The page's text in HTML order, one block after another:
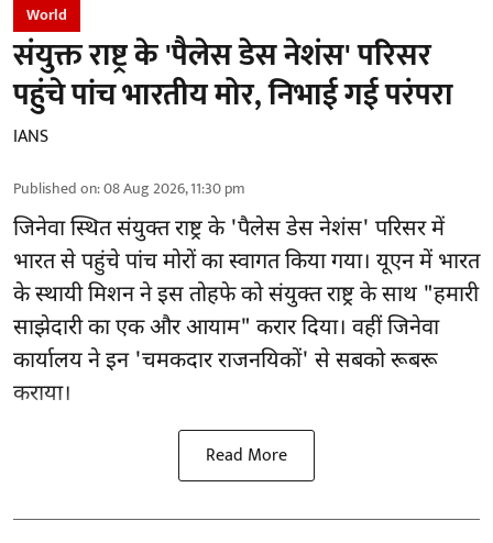
World
संयुक्त राष्ट्र के 'पैलेस डेस नेशंस' परिसर
पहुंचे पांच भारतीय मोर, निभाई गई परंपरा
IANS
Published on:08 Aug 2026, 11:30 pm
जिनेवा स्थितसंयुक्त राष्ट्रके 'पैलेस डेस नेशंस' परिसर में
भारत से पहुंचे पांच मोरों का स्वागत किया गया। यूएन में भारत
के स्थायी मिशन ने इस तोहफे को संयुक्त राष्ट्र के साथ "हमारी
साझेदारी का एक और आयाम" करार दिया। वहीं जिनेवा
कार्यालय ने इन 'चमकदार राजनयिकों' से सबको रूबरू
कराया।
Read More